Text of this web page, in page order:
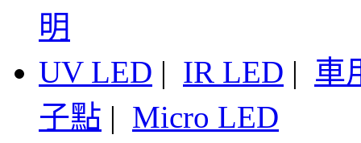
明
UV LED | IR LED | 車
子點 | Micro LED